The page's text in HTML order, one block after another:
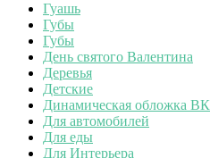
Гуашь
Губы
Губы
День святого Валентина
Деревья
Детские
Динамическая обложка ВК
Для автомобилей
Для еды
Для Интерьера